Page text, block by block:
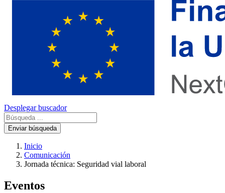
Desplegar buscador
Enviar búsqueda
Inicio
Comunicación
Jornada técnica: Seguridad vial laboral
Eventos